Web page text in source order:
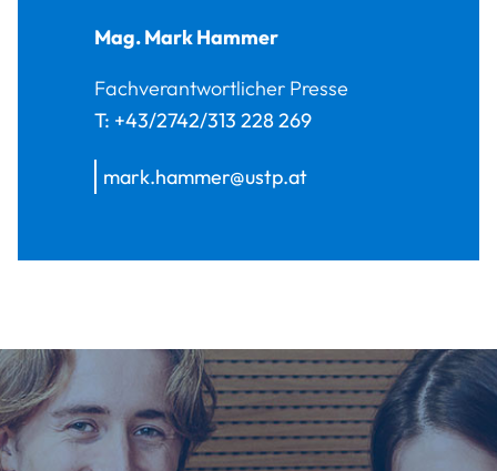
Mag.MarkHammer
Fachverantwortlicher Presse
T: +43/2742/313 228 269
mark.hammer@ustp.at